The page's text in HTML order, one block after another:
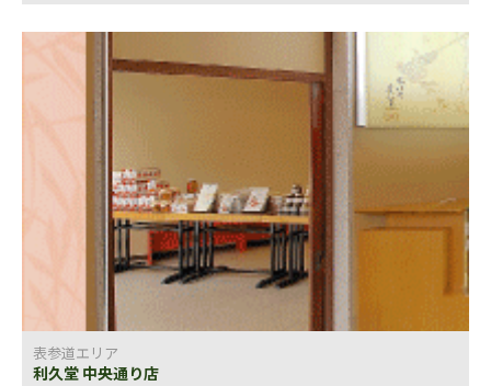
表参道エリア
利久堂 中央通り店